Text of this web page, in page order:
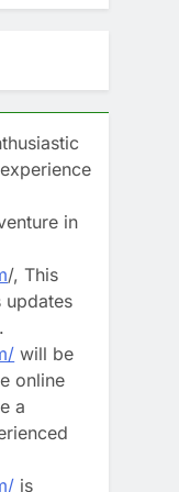
in
/, This
updates
will be
online
a
is